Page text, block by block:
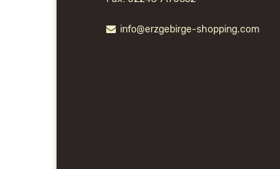
info@erzgebirge-shopping.com